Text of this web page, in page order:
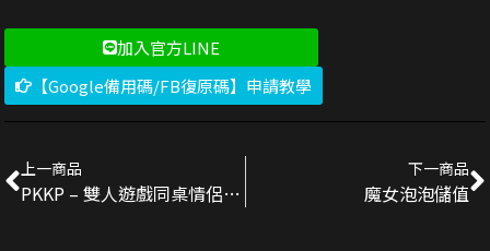
加入官方LINE
【Google備用碼/FB復原碼】申請教學
上一商品
PKKP – 雙人遊戲同桌情侶大作戰儲值
下一商品
魔女泡泡儲值